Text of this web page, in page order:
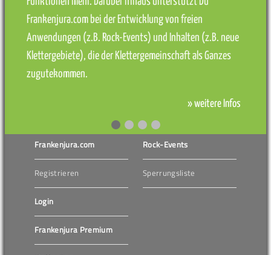
Frankenjura.com bei der Entwicklung von freien
Anwendungen (z.B. Rock-Events) und Inhalten (z.B. neue
Klettergebiete), die der Klettergemeinschaft als Ganzes
zugutekommen.
» weitere Infos
Frankenjura.com
Registrieren
Login
Frankenjura Premium
Rock-Events
Sperrungsliste